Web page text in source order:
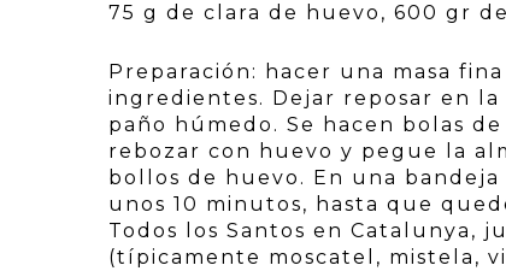
75 g de clara de huevo, 600 gr
Preparación: hacer una masa
ingredientes. Dejar reposar en
paño húmedo. Se hacen bolas
rebozar con huevo y pegue la
bollos de huevo. En una
unos 10 minutos, hasta que
Todos los Santos en Catalunya,
(típicamente moscatel, mistela,